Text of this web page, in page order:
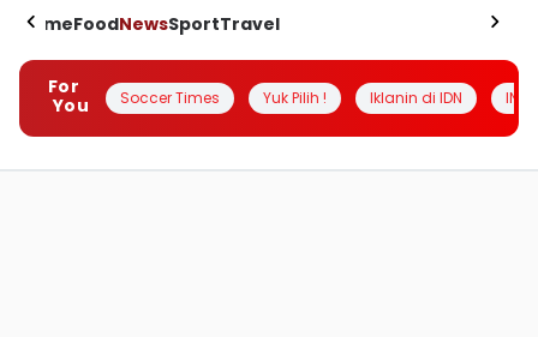
HomeFoodNewsSportTravel
For
You
Soccer Times Yuk Pilih ! Iklanin di IDN